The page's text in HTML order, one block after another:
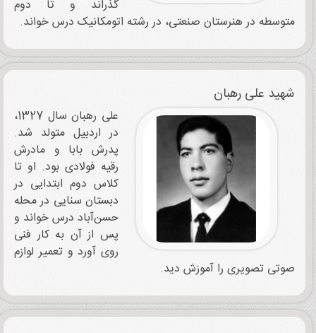
گذراند و تا دوم
متوسطه در هنرستان صنعتی، در رشته اتومکانیک درس‌ خواند.
شهید علی رهبان
علی رهبان سال 1327،
در اردبیل متولد شد.
پدرش بابا و مادرش
رقیه فولادی بود. او تا
کلاس دوم ابتدایی در
دبستان سنایی در محله
حسن‌آباد درس خواند و
پس از آن به کار فنی
روی آورد و تعمیر لوازم
صوتی تصویری را آموزش دید.